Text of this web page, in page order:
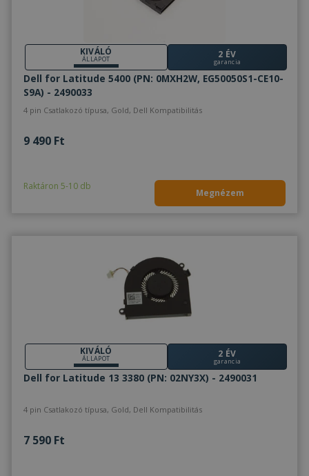
KIVÁLÓ
ÁLLAPOT 2 ÉV
garancia
Dell for Latitude 5400 (PN: 0MXH2W, EG50050S1-CE10-
S9A) - 2490033
4 pin Csatlakozó típusa, Gold, Dell Kompatibilitás
9 490 Ft
Raktáron 5-10 db
Megnézem
KIVÁLÓ
ÁLLAPOT 2 ÉV
garancia
Dell for Latitude 13 3380 (PN: 02NY3X) - 2490031
4 pin Csatlakozó típusa, Gold, Dell Kompatibilitás
7 590 Ft